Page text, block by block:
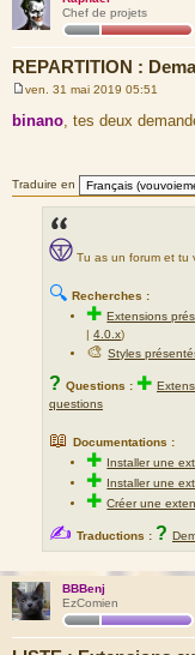
Chef de projets
REPARTITION :
s
e
ven. 31 mai 2019 05:51
binano, tes deux
Traduire en
Tu as un forum et tu
🔍 Recherches :
✚Extensions
|4.0.x)
🎨Styles
? Questions : ✚
questions
📖 Documentations :
✚ Installer une
✚ Installer une
✚Créer une
✍ Traductions : ?
BBBenj
EzComien